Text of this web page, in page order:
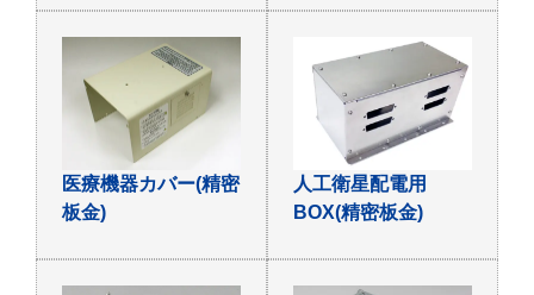
医療機器カバー(精密
板金)
人工衛星配電用
BOX(精密板金)